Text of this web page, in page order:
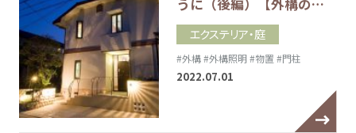
うに（後編）【外構の…
エクステリア・庭
#外構#外構照明 #物置 #門柱
2022.07.01